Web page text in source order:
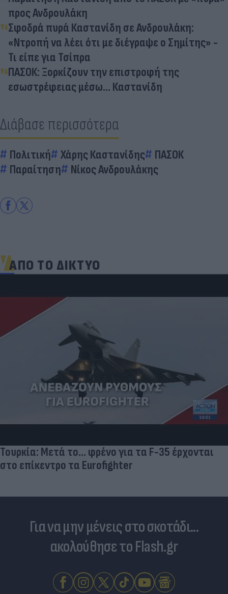
προς Ανδρουλάκη
Σφοδρά πυρά Καστανίδη σε Ανδρουλάκη:
«Ντροπή να λέει ότι με διέγραψε ο Σημίτης» -
Τι είπε για Τσίπρα
ΠΑΣΟΚ: Ξορκίζουν την επιστροφή της
εσωστρέφειας μέσω... Καστανίδη
Διάβασε περισσότερα
Πολιτική Χάρης Καστανίδης
ΠΑΣΟΚ
Παραίτηση
Νίκος Ανδρουλάκης
ΑΠΟ ΤΟ ΔΙΚΤΥΟ
Τουρκία: Μετά το... φρένο για τα F-35 έρχονται
στο επίκεντρο τα Eurofighter
Για να μην μένεις στο σκοτάδι...
ακολούθησε το Flash.gr